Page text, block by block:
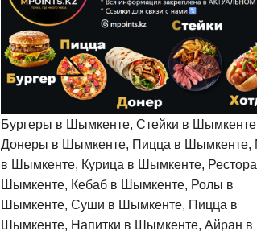
Бургеры в Шымкенте, Стейки в
Донеры в Шымкенте, Пицца в Шымкенте,
в Шымкенте, Курица в Шымкенте,
Шымкенте, Кебаб в Шымкенте, Ролы в
Шымкенте, Суши в Шымкенте, Пицца в
Шымкенте, Напитки в Шымкенте, Айран в